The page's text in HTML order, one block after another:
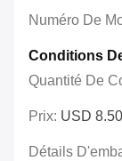
Numéro De
Conditions
Quantité De
Prix: USD
Détails